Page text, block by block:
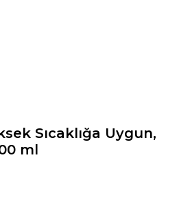
Sıcaklığa Uygun,
ml